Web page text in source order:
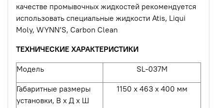
качестве промывочных жидкостей рекомендуется
использовать специальные жидкости Atis, Liqui
Moly, WYNN’S, Carbon Clean
ТЕХНИЧЕСКИЕ ХАРАКТЕРИСТИКИ
Модель SL-037М
Габаритные размеры
установки, В х Д х Ш
1150 х 463 х 400 мм